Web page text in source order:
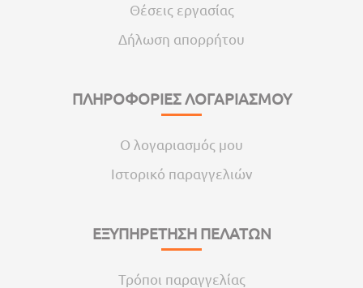
Θέσεις εργασίας
Δήλωση απορρήτου
ΠΛΗΡΟΦΟΡΙΕΣ ΛΟΓΑΡΙΑΣΜΟΥ
Ο λογαριασμός μου
Ιστορικό παραγγελιών
ΕΞΥΠΗΡΕΤΗΣΗ ΠΕΛΑΤΩΝ
Τρόποι παραγγελίας